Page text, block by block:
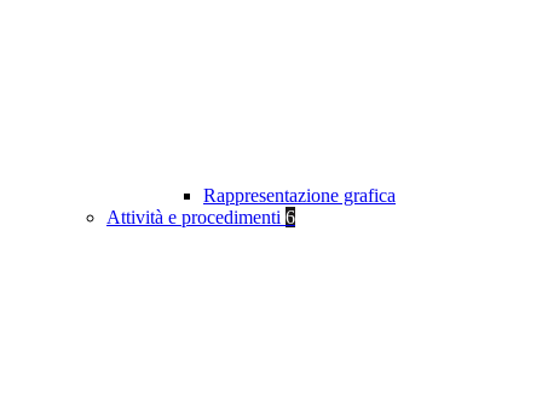
Rappresentazione grafica
Attività e procedimenti 6